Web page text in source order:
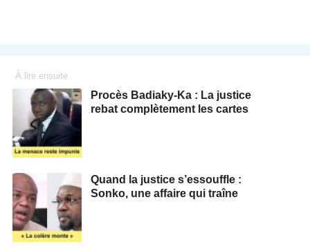
À lire ensuite
Procès Badiaky-Ka : La justice
rebat complètement les cartes
Quand la justice s’essouffle :
Sonko, une affaire qui traîne